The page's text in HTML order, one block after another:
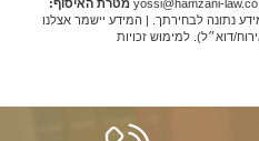
מטרת האיסוף:
נתונה לבחירתך. | המידע יישמר אצלנו
דוא״ל). למימוש זכויות